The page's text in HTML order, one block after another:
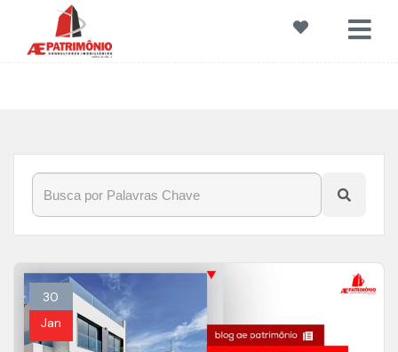
Blog»
30
Jan